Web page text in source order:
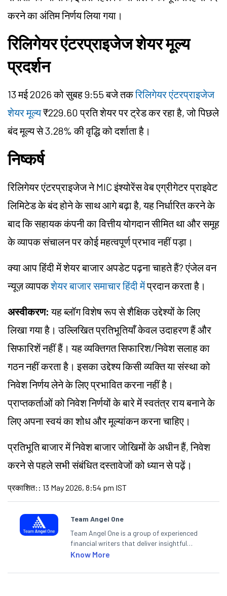
करने का अंतिम निर्णय लिया गया।
रिलिगेयर एंटरप्राइजेज शेयर मूल्य
प्रदर्शन
13 मई 2026 को सुबह 9:55 बजे तकरिलिगेयर एंटरप्राइजेज
शेयर मूल्य₹229.60 प्रति शेयर पर ट्रेड कर रहा है, जो पिछले
बंद मूल्य से 3.28% की वृद्धि को दर्शाता है।
निष्कर्ष
रिलिगेयर एंटरप्राइजेज ने MIC इंश्योरेंस वेब एग्रीगेटर प्राइवेट
लिमिटेड के बंद होने के साथ आगे बढ़ा है, यह निर्धारित करने के
बाद कि सहायक कंपनी का वित्तीय योगदान सीमित था और समूह
के व्यापक संचालन पर कोई महत्वपूर्ण प्रभाव नहीं पड़ा।
क्या आप हिंदी में शेयर बाजार अपडेट पढ़ना चाहते हैं? एंजेल वन
न्यूज़ व्यापकशेयर बाजार समाचार हिंदी मेंप्रदान करता है।
अस्वीकरण: यह ब्लॉग विशेष रूप से शैक्षिक उद्देश्यों के लिए
लिखा गया है। उल्लिखित प्रतिभूतियाँ केवल उदाहरण हैं और
सिफारिशें नहीं हैं। यह व्यक्तिगत सिफारिश/निवेश सलाह का
गठन नहीं करता है। इसका उद्देश्य किसी व्यक्ति या संस्था को
निवेश निर्णय लेने के लिए प्रभावित करना नहीं है।
प्राप्तकर्ताओं को निवेश निर्णयों के बारे में स्वतंत्र राय बनाने के
लिए अपना स्वयं का शोध और मूल्यांकन करना चाहिए।
प्रतिभूति बाजार में निवेश बाजार जोखिमों के अधीन हैं, निवेश
करने से पहले सभी संबंधित दस्तावेजों को ध्यान से पढ़ें।
प्रकाशित: : 13 May 2026, 8:54 pm IST
Team Angel One
Team Angel One is a group of experienced
financial writers that deliver insightful
articles on the stock market, IPO, economy,
categories.
Know More